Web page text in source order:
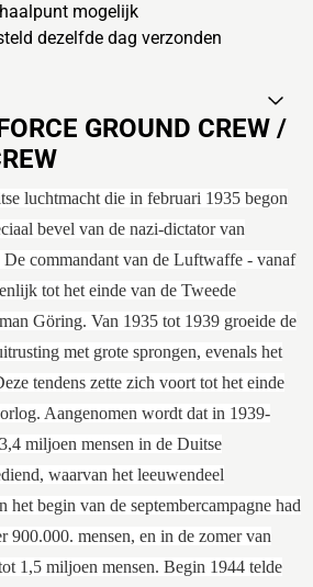
mogelijk
dezelfde dag verzonden
GROUND CREW /
luchtmacht die in februari 1935 begon
bevel van de nazi-dictator van
commandant van de Luftwaffe - vanaf
tot het einde van de Tweede
Göring. Van 1935 tot 1939 groeide de
met grote sprongen, evenals het
tendens zette zich voort tot het einde
Aangenomen wordt dat in 1939-
miljoen mensen in de Duitse
waarvan het leeuwendeel
het begin van de septembercampagne had
900.000. mensen, en in de zomer van
1,5 miljoen mensen. Begin 1944 telde